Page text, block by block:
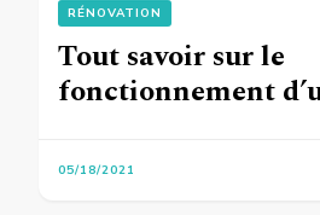
RÉNOVATION
Tout savoir sur le
fonctionnement
05/18/2021